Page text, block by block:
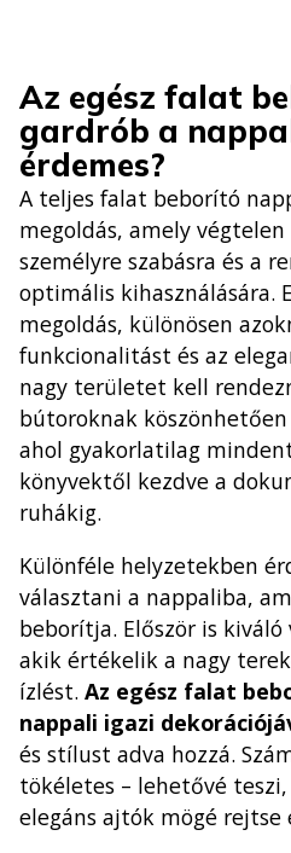
Az egész falat
gardrób a
érdemes?
A teljes falat beborító
megoldás, amely
személyre szabásra és a
optimális kihasználására.
megoldás, különösen
funkcionalitást és az
nagy területet kell
bútoroknak
ahol gyakorlatilag
könyvektől kezdve a
ruhákig.
Különféle helyzetekben
választani a nappaliba,
beborítja. Először is kiváló
akik értékelik a nagy
ízlést. Az egész falat
nappali igazi
és stílust adva hozzá.
tökéletes – lehetővé
elegáns ajtók mögé rejtse